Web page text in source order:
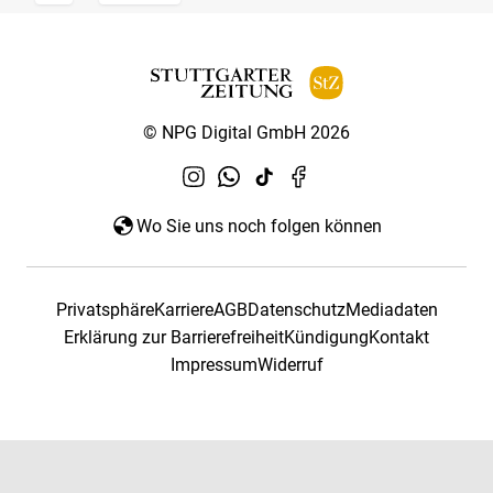
© NPG Digital GmbH 2026
Wo Sie uns noch folgen können
PrivatsphäreKarriereAGBDatenschutzMediadaten
Erklärung zur BarrierefreiheitKündigungKontakt
ImpressumWiderruf